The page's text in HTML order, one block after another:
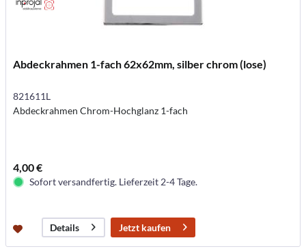
Abdeckrahmen 1-fach 62x62mm, silber chrom (lose)
821611L
Abdeckrahmen Chrom-Hochglanz 1-fach
4,00 €
Sofort versandfertig. Lieferzeit 2-4 Tage.
Details Jetzt kaufen